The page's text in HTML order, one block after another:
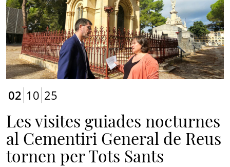
02 10 25
Les visites guiades nocturnes
al Cementiri General de Reus
tornen per Tots Sants